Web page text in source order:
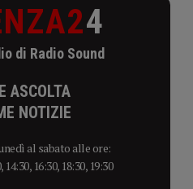
4
di Radio Sound
ASCOLTA
NOTIZIE
al sabato alle ore:
14:30, 16:30, 18:30, 19:30